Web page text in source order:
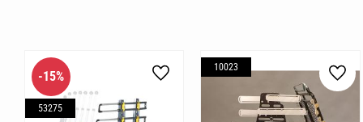
15%
53275
Lägg till i favoriter
10023